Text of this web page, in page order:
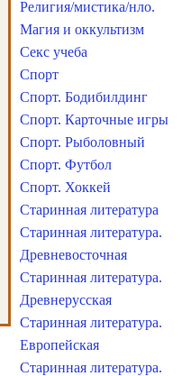
Религия/мистика/нло.
Магия и оккультизм
Секс учеба
Спорт
Спорт. Бодибилдинг
Спорт. Карточные игры
Спорт. Рыболовный
Спорт. Футбол
Спорт. Хоккей
Старинная литература
Старинная литература.
Древневосточная
Старинная литература.
Древнерусская
Старинная литература.
Европейская
Старинная литература.